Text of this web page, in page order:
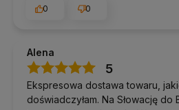
ciążyć, wygodniejsza będzie
mikrofibry.
Dla studiów jogi i
użytkowaniu przez wiele osób
się szybciej, a do sal lepiej
0
0
Alena
5
Ekspresowa dostawa towaru,
doświadczyłam. Na Słowację do